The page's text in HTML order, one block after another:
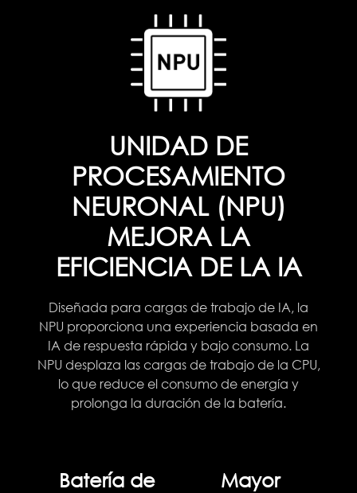
UNIDAD DE
PROCESAMIENTO
NEURONAL (NPU)
MEJORA LA
EFICIENCIA DE LA IA
Diseñada para cargas de trabajo de IA, la
NPU proporciona una experiencia basada en
IA de respuesta rápida y bajo consumo. La
NPU desplaza las cargas de trabajo de la CPU,
lo que reduce el consumo de energía y
prolonga la duración de la batería.
Batería de
Mayor